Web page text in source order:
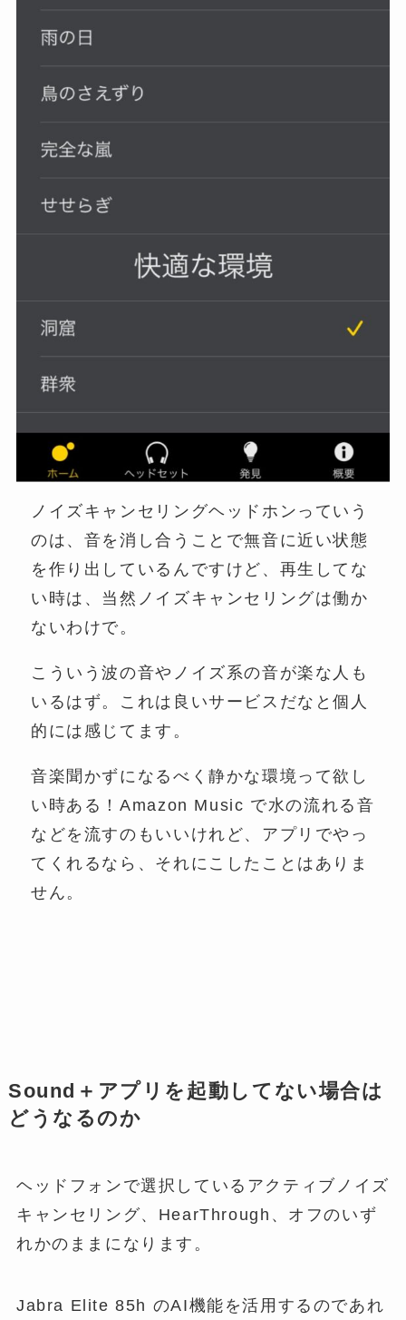
ノイズキャンセリングヘッドホンっていう
のは、音を消し合うことで無音に近い状態
を作り出しているんですけど、再生してな
い時は、当然ノイズキャンセリングは働か
ないわけで。
こういう波の音やノイズ系の音が楽な人も
いるはず。これは良いサービスだなと個人
的には感じてます。
音楽聞かずになるべく静かな環境って欲し
い時ある！Amazon Music で水の流れる音
などを流すのもいいけれど、アプリでやっ
てくれるなら、それにこしたことはありま
せん。
Sound＋アプリを起動してない場合は
どうなるのか
ヘッドフォンで選択しているアクティブノイズ
キャンセリング、HearThrough、オフのいず
れかのままになります。
Jabra Elite 85h のAI機能を活用するのであれ